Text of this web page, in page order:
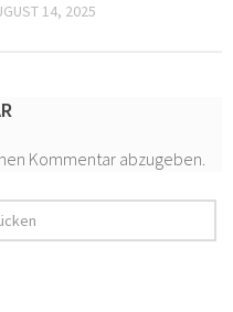
14, 2025
Kommentar abzugeben.